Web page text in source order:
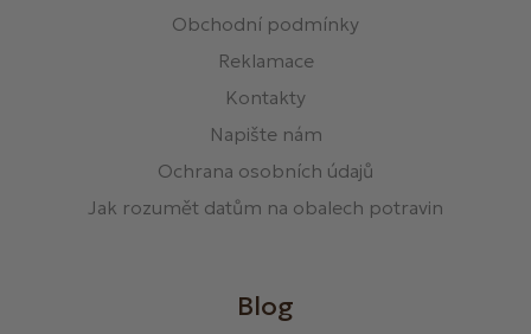
Obchodní podmínky
Reklamace
Kontakty
Napište nám
Ochrana osobních údajů
Jak rozumět datům na obalech potravin
Blog